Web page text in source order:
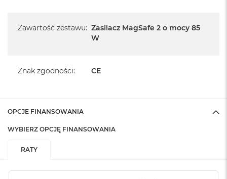
Zawartość zestawu: Zasilacz MagSafe 2 o mocy 85
W
Znak zgodności: CE
OPCJE FINANSOWANIA
WYBIERZ OPCJĘ FINANSOWANIA
RATY